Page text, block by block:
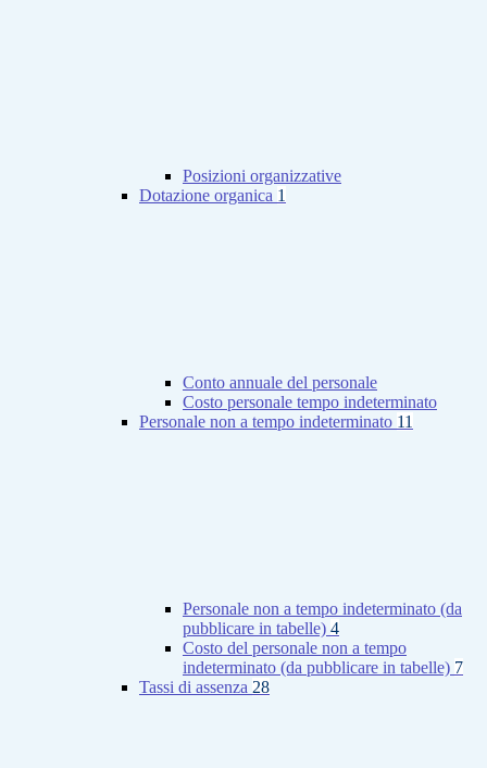
Posizioni organizzative
Dotazione organica 1
Conto annuale del personale
Costo personale tempo indeterminato
Personale non a tempo indeterminato 11
Personale non a tempo indeterminato (da
pubblicare in tabelle) 4
Costo del personale non a tempo
indeterminato (da pubblicare in tabelle) 7
Tassi di assenza 28